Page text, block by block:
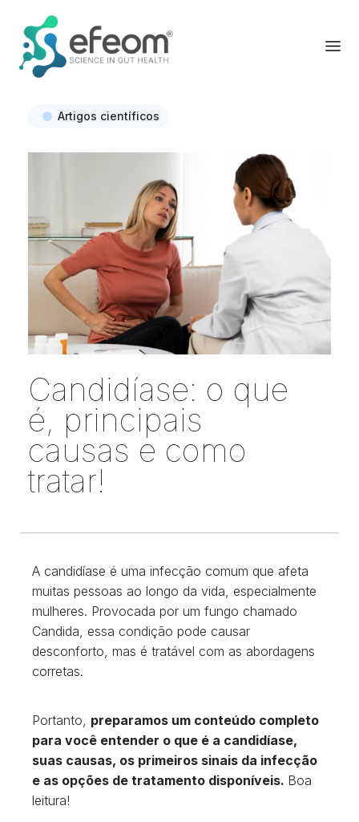
Artigos científicos
Candidíase: o que
é, principais
causas e como
tratar!
A candidíase é uma infecção comum que afeta
muitas pessoas ao longo da vida, especialmente
mulheres. Provocada por um fungo chamado
Candida, essa condição pode causar
desconforto, mas é tratável com as abordagens
corretas.
Portanto, preparamos um conteúdo completo
para você entender o que é a candidíase,
suas causas, os primeiros sinais da infecção
e as opções de tratamento disponíveis. Boa
leitura!